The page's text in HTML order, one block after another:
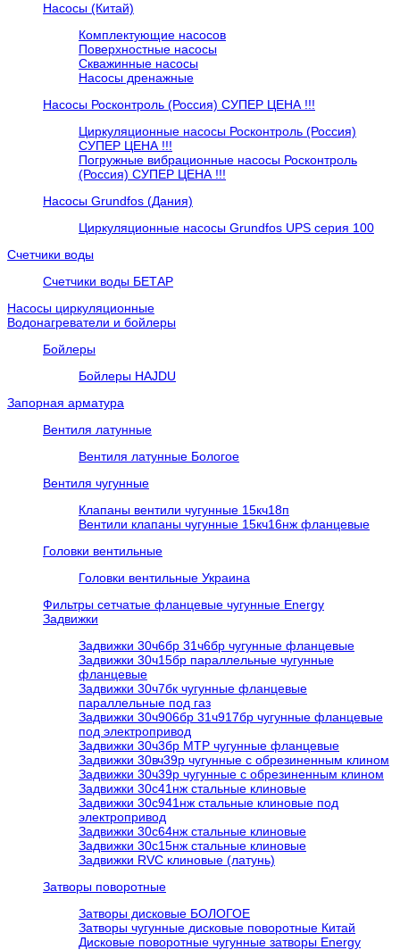
Насосы (Китай)
Комплектующие насосов
Поверхностные насосы
Скважинные насосы
Насосы дренажные
Насосы Росконтроль (Россия) СУПЕР ЦЕНА !!!
Циркуляционные насосы Росконтроль (Россия)
СУПЕР ЦЕНА !!!
Погружные вибрационные насосы Росконтроль
(Россия) СУПЕР ЦЕНА !!!
Насосы Grundfos (Дания)
Циркуляционные насосы Grundfos UPS серия 100
Счетчики воды
Счетчики воды БЕТАР
Насосы циркуляционные
Водонагреватели и бойлеры
Бойлеры
Бойлеры HAJDU
Запорная арматура
Вентиля латунные
Вентиля латунные Бологое
Вентиля чугунные
Клапаны вентили чугунные 15кч18п
Вентили клапаны чугунные 15кч16нж фланцевые
Головки вентильные
Головки вентильные Украина
Фильтры сетчатые фланцевые чугунные Energy
Задвижки
Задвижки 30ч6бр 31ч6бр чугунные фланцевые
Задвижки 30ч15бр параллельные чугунные
фланцевые
Задвижки 30ч7бк чугунные фланцевые
параллельные под газ
Задвижки 30ч906бр 31ч917бр чугунные фланцевые
под электропривод
Задвижки 30ч3бр МТР чугунные фланцевые
Задвижки 30вч39р чугунные с обрезиненным клином
Задвижки 30ч39р чугунные с обрезиненным клином
Задвижки 30с41нж стальные клиновые
Задвижки 30с941нж стальные клиновые под
электропривод
Задвижки 30с64нж стальные клиновые
Задвижки 30с15нж стальные клиновые
Задвижки RVC клиновые (латунь)
Затворы поворотные
Затворы дисковые БОЛОГОЕ
Затворы чугунные дисковые поворотные Китай
Дисковые поворотные чугунные затворы Energy